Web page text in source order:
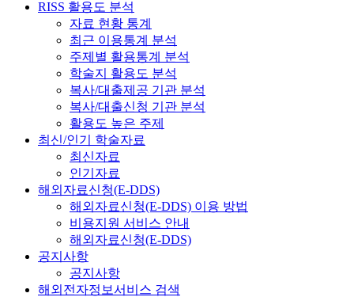
RISS 활용도 분석
자료 현황 통계
최근 이용통계 분석
주제별 활용통계 분석
학술지 활용도 분석
복사/대출제공 기관 분석
복사/대출신청 기관 분석
활용도 높은 주제
최신/인기 학술자료
최신자료
인기자료
해외자료신청(E-DDS)
해외자료신청(E-DDS) 이용 방법
비용지원 서비스 안내
해외자료신청(E-DDS)
공지사항
공지사항
해외전자정보서비스 검색